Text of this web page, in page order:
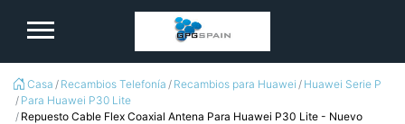
Casa Recambios Telefonía Recambios para Huawei
Huawei Serie P
Para Huawei P30 Lite
Repuesto Cable Flex Coaxial Antena Para Huawei P30 Lite - Nuevo